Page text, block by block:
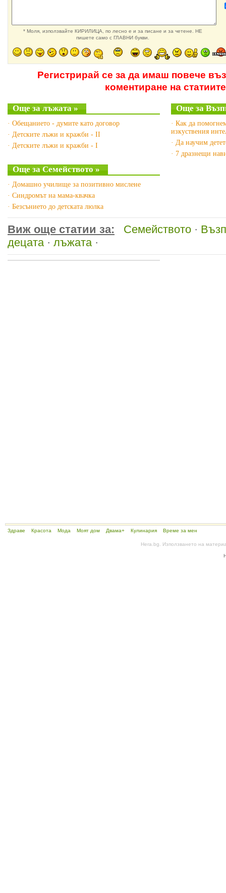
* Моля, използвайте КИРИЛИЦА, по лесно е и за писане и за четене. НЕ
пишете само с ГЛАВНИ букви.
Регистрирай се за да имаш повече
коментиране на статиите
Още за лъжата »
· Обещанието - думите като договор
· Детските лъжи и кражби - II
· Детските лъжи и кражби - I
Още за
· Как да
изкуствения
· Да научим
· 7 дразнещи
Още за Семейството »
· Домашно училище за позитивно мислене
· Синдромът на мама-квачка
· Безсънието до детската люлка
Виж още статии за: Семейството ·
децата· лъжата·
Здраве Красота Мода Моят дом Двама+ Кулинария Време за мен
Hera.bg. Използването на